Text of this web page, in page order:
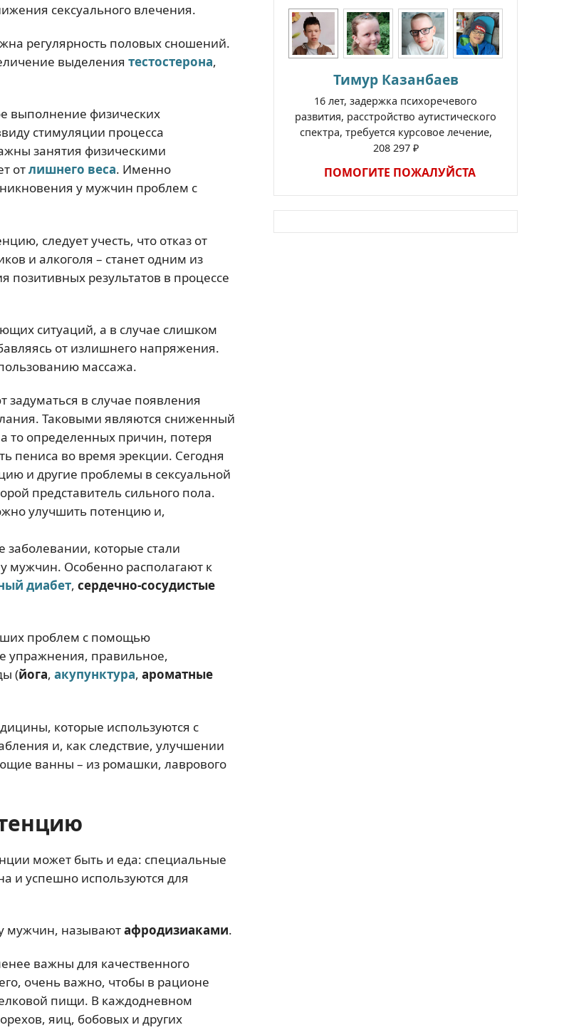
сексуального влечения.
регулярность половых сношений.
выделения тестостерона,
выполнение физических
стимуляции процесса
занятия физическими
отлишнего веса. Именно
у мужчин проблем с
следует учесть, что отказ от
и алкоголя – станет одним из
результатов в процессе
ситуаций, а в случае слишком
от излишнего напряжения.
массажа.
в случае появления
Таковыми являются сниженный
то определенных причин, потеря
пениса во время эрекции. Сегодня
и другие проблемы в сексуальной
представитель сильного пола.
улучшить потенцию и,
которые стали
мужчин. Особенно располагают к
диабет, сердечно-сосудистые
проблем с помощью
упражнения, правильное,
(йога, акупунктура, ароматные
которые используются с
и, как следствие, улучшении
ванны – из ромашки, лаврового
может быть и еда: специальные
и успешно используются для
мужчин, называютафродизиаками.
важны для качественного
очень важно, чтобы в рационе
пищи. В каждодневном
яиц, бобовых и других
Тимур Казанбаев
16 лет, задержка психоречевого
развития, расстройство аутистического
спектра, требуется курсовое лечение,
208 297 ₽
ПОМОГИТЕ ПОЖАЛУЙСТА